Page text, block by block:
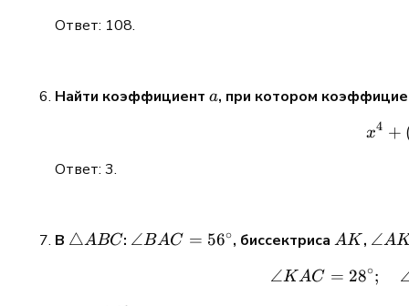
Ответ: 108.
Найти коэффициент a
a, при котором
x4 +
Ответ: 3.
В \triangle
△ABC: \angle
∠BAC = 56∘, биссектрисаAK
AK , ∠A
∠KAC = 28∘;